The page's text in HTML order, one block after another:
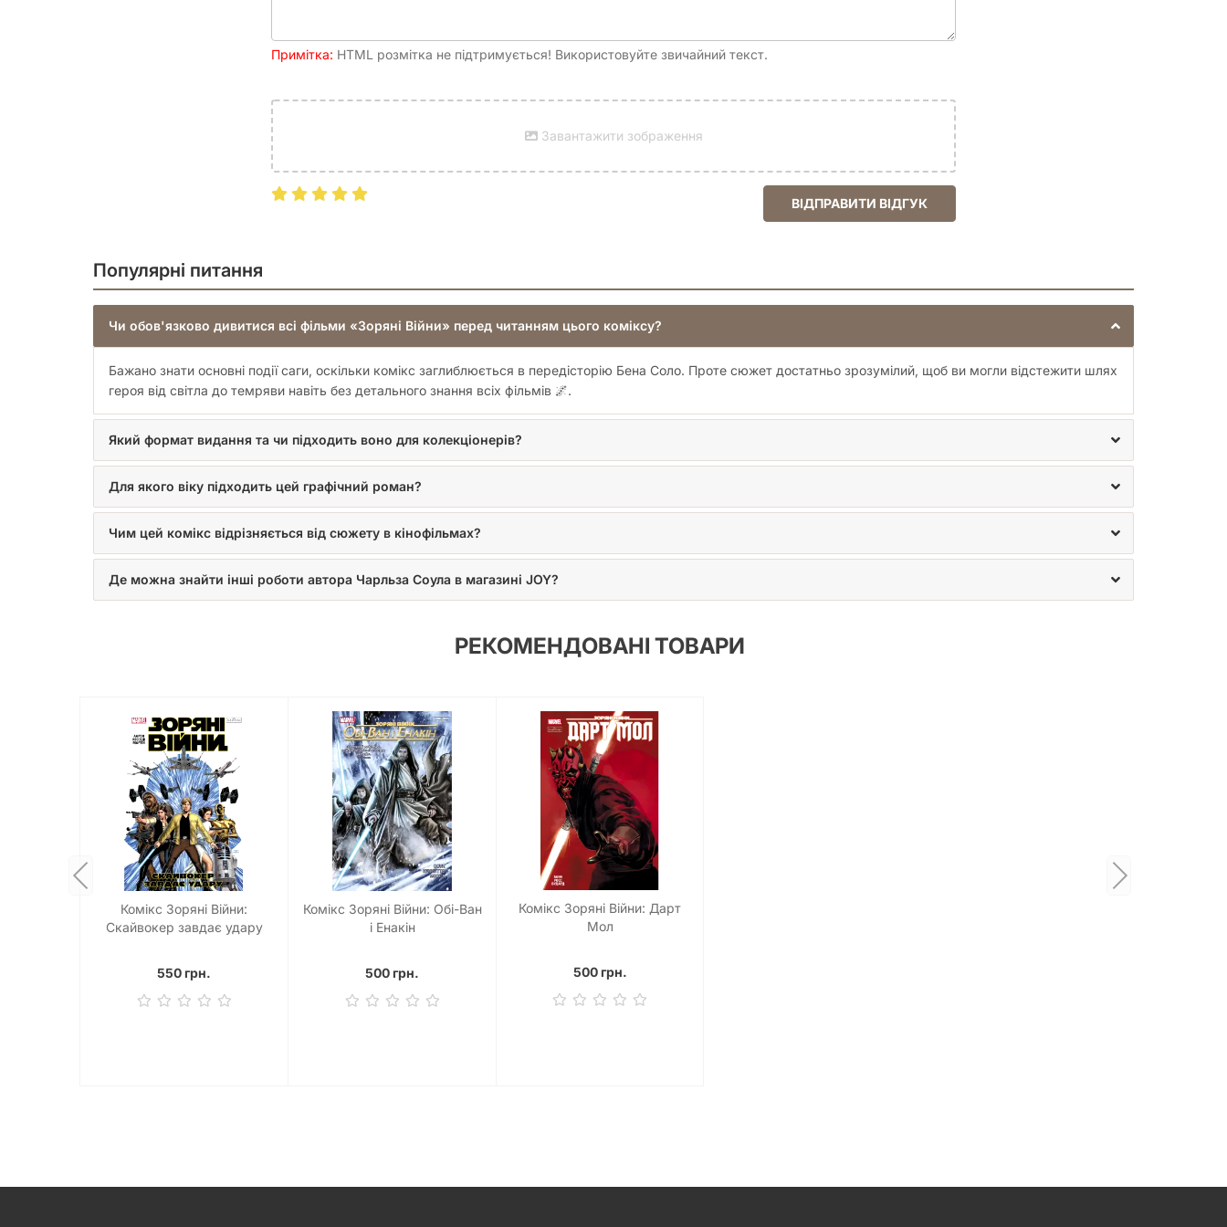
Примітка: HTML розмітка не підтримується! Використовуйте звичайний текст.
Завантажити зображення
ВІДПРАВИТИ ВІДГУК
Популярні питання
Чи обов'язково дивитися всі фільми «Зоряні Війни» перед читанням цього коміксу?
Бажано знати основні події саги, оскільки комікс заглиблюється в передісторію Бена Соло. Проте сюжет достатньо зрозумілий, щоб ви могли відстежити шлях
героя від світла до темряви навіть без детального знання всіх фільмів 🌌.
Який формат видання та чи підходить воно для колекціонерів?
Для якого віку підходить цей графічний роман?
Чим цей комікс відрізняється від сюжету в кінофільмах?
Де можна знайти інші роботи автора Чарльза Соула в магазині JOY?
РЕКОМЕНДОВАНІ ТОВАРИ
Комікс Зоряні Війни:
Скайвокер завдає удару
550 грн.
Комікс Зоряні Війни: Обі-Ван
і Енакін
500 грн.
Комікс Зоряні Війни: Дарт
Мол
500 грн.